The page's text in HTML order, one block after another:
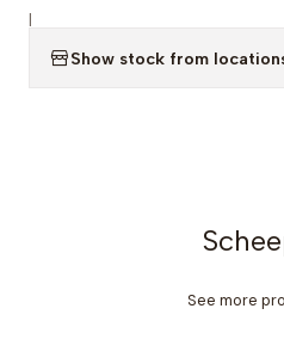
|
Show stock from
See more